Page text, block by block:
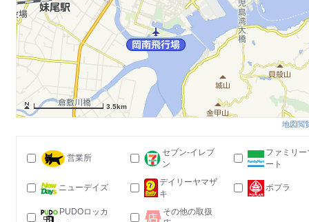
3.5km
地図閲
営業所
セブン-イレブ
ン
ファミリー
ート
ニューデイズ
デイリーヤマザ
キ
ポプラ
PUDOロッカ
その他の取扱